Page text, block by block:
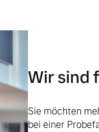
Wir sind
Sie möchten
bei einer